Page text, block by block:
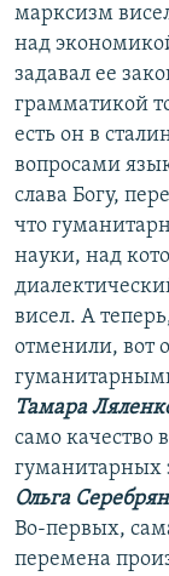
марксизм
над
задавал ее
грамматикой
есть он в
вопросами
слава Богу,
что
науки, над
висел. А
отменили, вот
Тамара
само качество
гуманитарных
Ольга
Во-первых,
перемена